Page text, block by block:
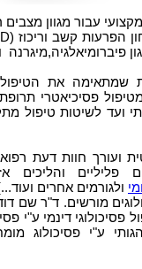
עבור מגוון מצבים
שמתאימה את
פסיכיאטרי
ועד לשיטות טיפול
ועורך חוות דעת
והליכים
ולגורמים אחרים
מורשים. ד"ר שם
דינמי ע"י
ע"י פסיכולוג